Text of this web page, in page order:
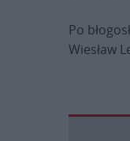
Po
Wiesław